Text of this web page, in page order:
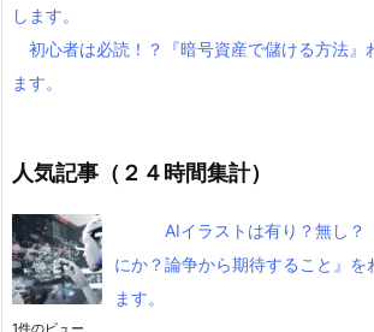
します。
初心者は必読！？『暗号資産で儲ける方法』
ます。
人気記事（２４時間集計）
AIイラストは有り？無し？
にか？論争から期待すること』を
ます。
1件のビュー